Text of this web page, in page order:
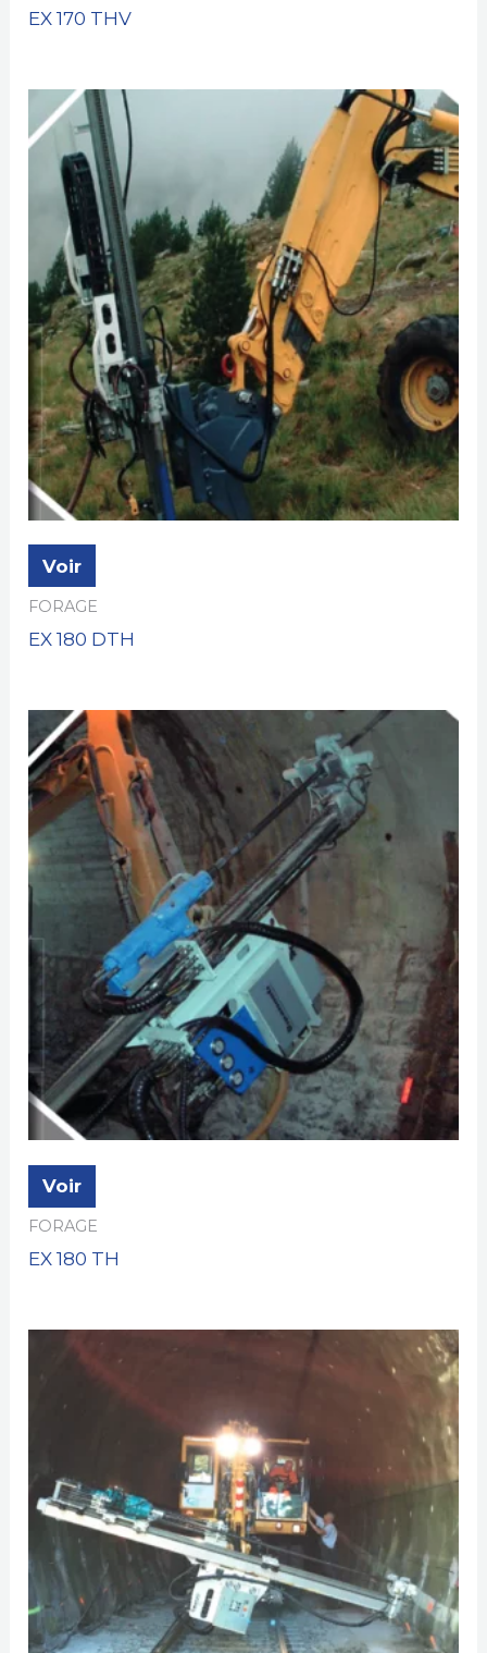
EX 170 THV
Voir
FORAGE
EX 180 DTH
Voir
FORAGE
EX 180 TH